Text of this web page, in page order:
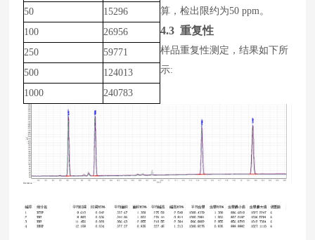
50
15296
100
26956
250
59771
500
124013
1000
240783
算，检出限约为50 ppm。
4.3 重复性
样品重复性测定，结果如下所
示: